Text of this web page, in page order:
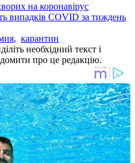
на коронавірус
випадків COVID за тиждень
, карантин
необхідний текст і
про це редакцію.